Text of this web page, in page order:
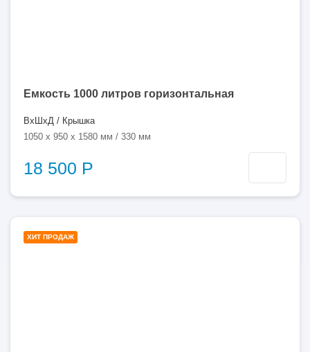
Емкость 1000 литров горизонтальная
ВхШхД / Крышка
1050 x 950 x 1580 мм / 330 мм
18 500 Р
ХИТ ПРОДАЖ